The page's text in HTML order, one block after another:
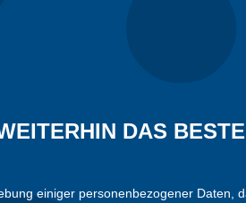
DAS
einiger personenbezogener Daten,